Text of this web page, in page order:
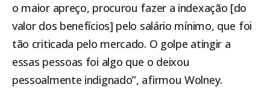
o maior apreço, procurou fazer a indexação [do
valor dos benefícios] pelo salário mínimo, que foi
tão criticada pelo mercado. O golpe atingir a
essas pessoas foi algo que o deixou
pessoalmente indignado”, afirmou Wolney.